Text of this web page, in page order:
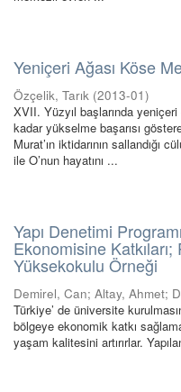
Yeniçeri Ağası Köse
Özçelik, Tarık (2013-01)
XVII. Yüzyıl başlarında
kadar yükselme başarısı
Murat’ın iktidarının sallandığı
ile O’nun hayatını ...
Yapı Denetimi
Ekonomisine
Yüksekokulu Örneği
Demirel, Can; Altay, Ahmet;
Türkiye’ de üniversite
bölgeye ekonomik katkı
yaşam kalitesini artırırlar.